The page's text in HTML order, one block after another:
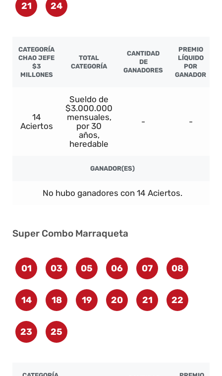
21 24
CATEGORÍA
CHAO JEFE
$3
MILLONES
TOTAL
CATEGORÍA
CANTIDAD
DE
GANADORES
PREMIO
LÍQUIDO
POR
GANADOR
14
Aciertos
Sueldo de
$3.000.000
mensuales,
por 30
años,
heredable
- -
GANADOR(ES)
No hubo ganadores con 14 Aciertos.
Super Combo Marraqueta
01 03 05 06 07 08
14 18 19 20 21 22
23 25